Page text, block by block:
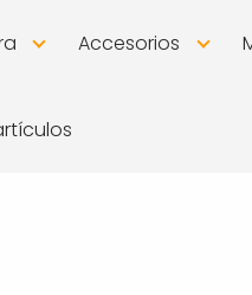
Accesorios